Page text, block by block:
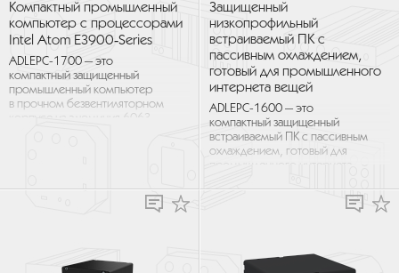
Компактный промышленный
компьютер с процессорами
Intel Atom E3900‑Series
ADLEPC-1700 — это
компактный защищенный
промышленный компьютер
в прочном безвентиляторном
корпусе из алюминия 6063
Защищенный
низкопрофильный
встраиваемый ПК с
пассивным охлаждением,
готовый для промышленного
интернета вещей
ADLEPC-1600 — это
компактный защищенный
встраиваемый ПК с пассивным
охлаждением, готовый для
построен на базе